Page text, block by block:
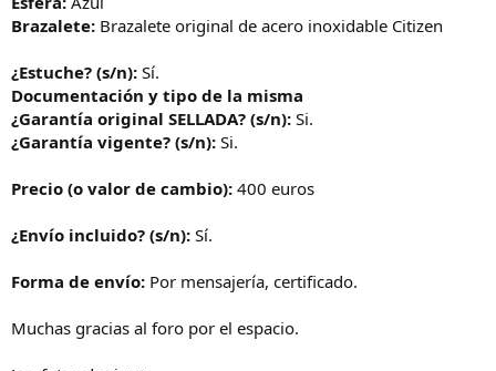
Brazalete: Brazalete original de acero inoxidable Citizen
¿Estuche? (s/n): Sí.
Documentación y tipo de la misma
¿Garantía original SELLADA? (s/n): Si.
¿Garantía vigente? (s/n): Si.
Precio (o valor de cambio): 400 euros
¿Envío incluido? (s/n): Sí.
Forma de envío: Por mensajería, certificado.
Muchas gracias al foro por el espacio.